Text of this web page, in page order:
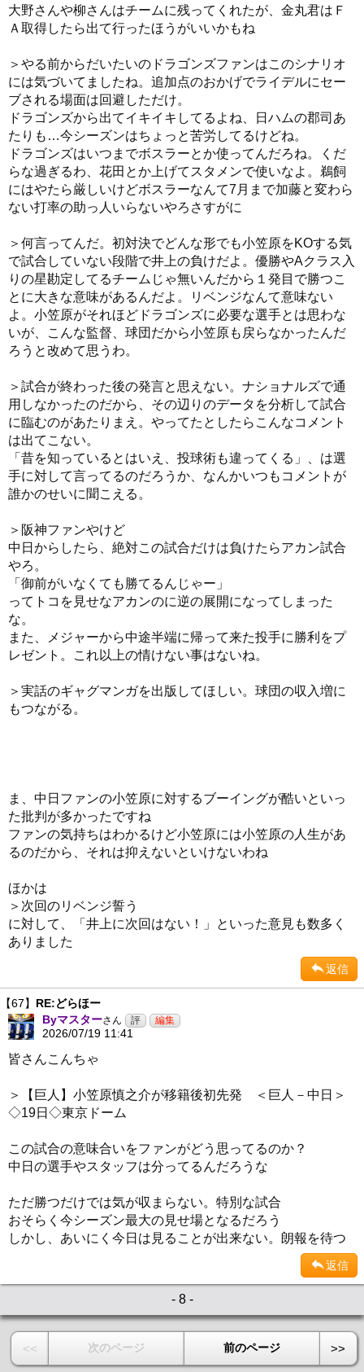
大野さんや柳さんはチームに残ってくれたが、金丸君はＦ
Ａ取得したら出て行ったほうがいいかもね
＞やる前からだいたいのドラゴンズファンはこのシナリオ
には気づいてましたね。追加点のおかげでライデルにセー
ブされる場面は回避しただけ。
ドラゴンズから出てイキイキしてるよね、日ハムの郡司あ
たりも…今シーズンはちょっと苦労してるけどね。
ドラゴンズはいつまでボスラーとか使ってんだろね。くだ
らな過ぎるわ、花田とか上げてスタメンで使いなよ。鵜飼
にはやたら厳しいけどボスラーなんて7月まで加藤と変わら
ない打率の助っ人いらないやろさすがに
＞何言ってんだ。初対決でどんな形でも小笠原をKOする気
で試合していない段階で井上の負けだよ。優勝やAクラス入
りの星勘定してるチームじゃ無いんだから１発目で勝つこ
とに大きな意味があるんだよ。リベンジなんて意味ない
よ。小笠原がそれほどドラゴンズに必要な選手とは思わな
いが、こんな監督、球団だから小笠原も戻らなかったんだ
ろうと改めて思うわ。
＞試合が終わった後の発言と思えない。ナショナルズで通
用しなかったのだから、その辺りのデータを分析して試合
に臨むのがあたりまえ。やってたとしたらこんなコメント
は出てこない。
「昔を知っているとはいえ、投球術も違ってくる」、は選
手に対して言ってるのだろうか、なんかいつもコメントが
誰かのせいに聞こえる。
＞阪神ファンやけど
中日からしたら、絶対この試合だけは負けたらアカン試合
やろ。
「御前がいなくても勝てるんじゃー」
ってトコを見せなアカンのに逆の展開になってしまった
な。
また、メジャーから中途半端に帰って来た投手に勝利をプ
レゼント。これ以上の情けない事はないね。
＞実話のギャグマンガを出版してほしい。球団の収入増に
もつながる。
ま、中日ファンの小笠原に対するブーイングが酷いといっ
た批判が多かったですね
ファンの気持ちはわかるけど小笠原には小笠原の人生があ
るのだから、それは抑えないといけないわね
ほかは
＞次回のリベンジ誓う
に対して、「井上に次回はない！」といった意見も数多く
ありました
返信
【67】 RE:どらほー
Byマスターさん
2026/07/19 11:41
皆さんこんちゃ
＞【巨人】小笠原慎之介が移籍後初先発 ＜巨人－中日＞
◇19日◇東京ドーム
この試合の意味合いをファンがどう思ってるのか？
中日の選手やスタッフは分ってるんだろうな
ただ勝つだけでは気が収まらない。特別な試合
おそらく今シーズン最大の見せ場となるだろう
しかし、あいにく今日は見ることが出来ない。朗報を待つ
返信
- 8 -
<< 次のページ 前のページ >>